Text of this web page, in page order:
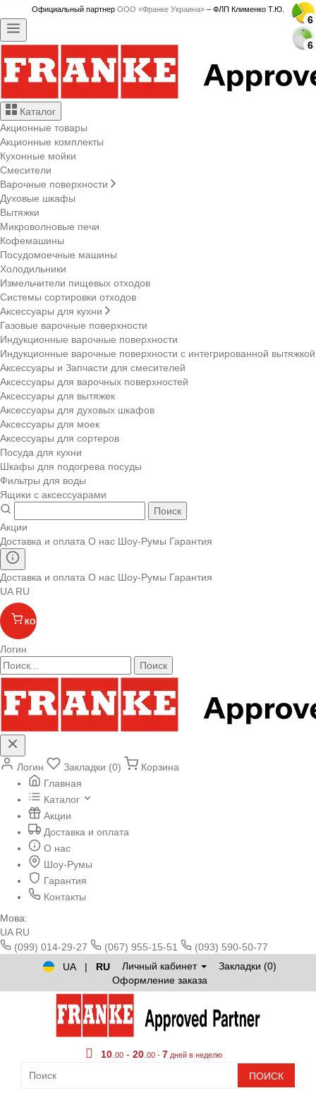
Официальный партнер ООО «Франке Украина» – ФЛП Клименко Т.Ю.
Каталог
Акционные товары
Акционные комплекты
Кухонные мойки
Смесители
Варочные поверхности
Духовые шкафы
Вытяжки
Микроволновые печи
Кофемашины
Посудомоечные машины
Холодильники
Измельчители пищевых отходов
Системы сортировки отходов
Аксессуары для кухни
Газовые варочные поверхности
Индукционные варочные поверхности
Индукционные варочные поверхности с интегрированной вытяжкой
Аксессуары и Запчасти для смесителей
Аксессуары для варочных поверхностей
Аксессуары для вытяжек
Аксессуары для духовых шкафов
Аксессуары для моек
Аксессуары для сортеров
Посуда для кухни
Шкафы для подогрева посуды
Фильтры для воды
Ящики с аксессуарами
Поиск
Акции
Доставка и оплата О нас Шоу-Румы Гарантия
Доставка и оплата О нас Шоу-Румы Гарантия
UA RU
КОРЗИНА
Логин
Поиск
Логин Закладки (0)
Корзина
Главная
Каталог
Акции
Доставка и оплата
О нас
Шоу-Румы
Гарантия
Контакты
Мова:
UA RU
(099) 014-29-27
(067) 955-15-51
(093) 590-50-77
UA
| RU Личный кабинет
Закладки (0)
Оформление заказа
10 00 - 20 00 - 7 дней в неделю
ПОИСК
6
6
6
6
6
6
6
6
6
6
6
6
6
6
6
6
6
6
6
6
6
6
6
6
6
6